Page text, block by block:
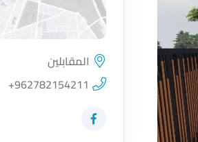
اضغط لتحميل الموقع
المقابلين
+962782154211
زيارة حساب المتجر على Facebook-f